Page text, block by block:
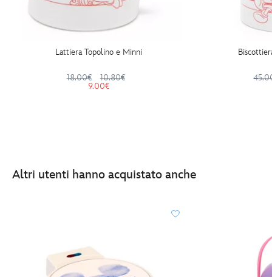
Lattiera Topolino e Minni
18.00€
10.80€
9.00€
Altri utenti hanno acquistato anche